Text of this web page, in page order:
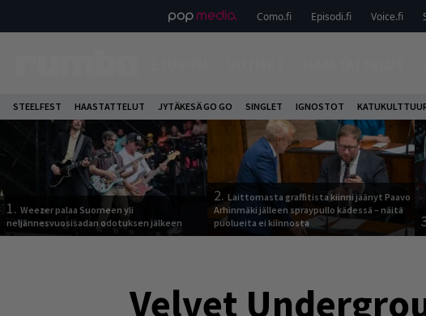
Como.fi Episodi.fi Voice.fi
STEELFEST HAASTATTELUT JYTÄKESÄ GO GO SINGLET IGNOSTOT
1. Weezer palaa Suomeen yli
neljännesvuosisadan odotuksen jälkeen
2. Laittomasta graffitista kiinni jäänyt Paavo
Arhinmäki jälleen spraypullo kädessä – näitä
puolueita ei kiinnosta
Velvet